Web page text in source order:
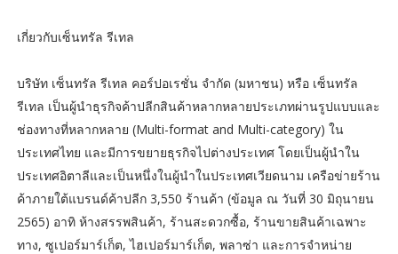
เกี่ยวกับเซ็นทรัล รีเทล
บริษัท เซ็นทรัล รีเทล คอร์ปอเรชั่น จำกัด (มหาชน) หรือ เซ็นทรัล
รีเทล เป็นผู้นำธุรกิจค้าปลีกสินค้าหลากหลายประเภทผ่านรูปแบบและ
ช่องทางที่หลากหลาย (Multi-format and Multi-category) ใน
ประเทศไทย และมีการขยายธุรกิจไปต่างประเทศ โดยเป็นผู้นำใน
ประเทศอิตาลีและเป็นหนึ่งในผู้นำในประเทศเวียดนาม เครือข่ายร้าน
ค้าภายใต้แบรนด์ค้าปลีก 3,550 ร้านค้า (ข้อมูล ณ วันที่ 30 มิถุนายน
2565) อาทิ ห้างสรรพสินค้า, ร้านสะดวกซื้อ, ร้านขายสินค้าเฉพาะ
ทาง, ซูเปอร์มาร์เก็ต, ไฮเปอร์มาร์เก็ต, พลาซ่า และการจำหน่าย